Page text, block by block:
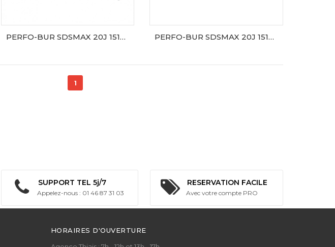
PERFO-BUR SDSMAX 20J 1510W PERFO-BUR SDSMAX 20J 1510W AVT
1
SUPPORT TEL 5j/7
Appelez-nous : 01 46 87 31 03
RESERVATION FACILE
Avec votre compte PRO
HORAIRES D'OUVERTURE